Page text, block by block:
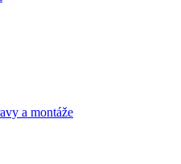
a montáže